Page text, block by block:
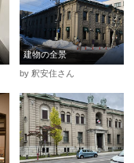
建物の全景
by 釈安住さん